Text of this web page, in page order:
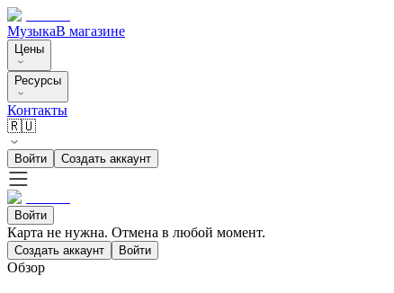
МузыкаВ магазине
Цены
Ресурсы
Контакты
🇷🇺
Войти Создать аккаунт
Войти
Карта не нужна. Отмена в любой момент.
Создать аккаунт Войти
Обзор